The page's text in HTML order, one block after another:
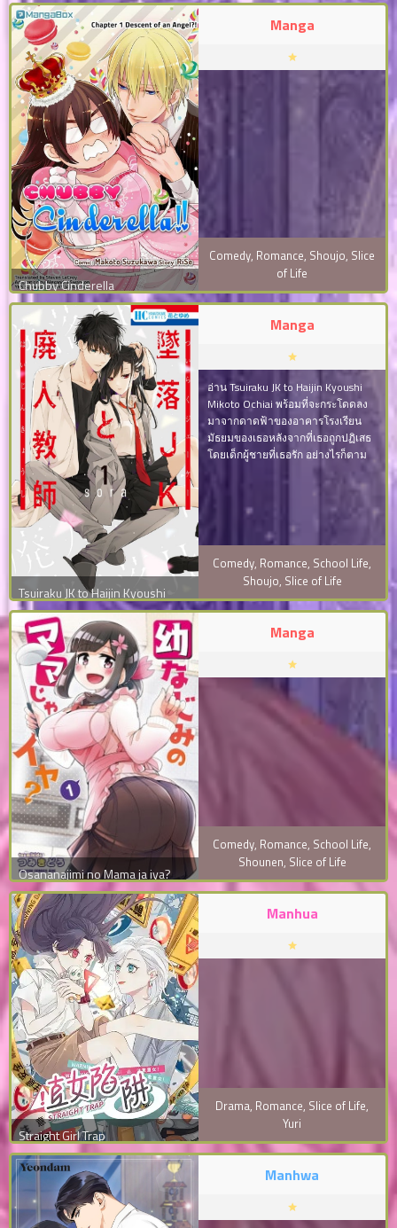
Chubby Cinderella
Manga
Comedy, Romance, Shoujo, Slice
of Life
Tsuiraku JK to Haijin Kyoushi
Manga
อ่าน Tsuiraku JK to Haijin Kyoushi
Mikoto Ochiai พร้อมที่จะกระโดดลง
มาจากดาดฟ้าของอาคารโรงเรียน
มัธยมของเธอหลังจากที่เธอถูกปฏิเสธ
โดยเด็กผู้ชายที่เธอรัก อย่างไรก็ตาม
จู่ๆ ครูประจำชั้น Jin Haiba ก็ปรากฏตัว
ขึ้นบนดาดฟ้าเพื่อสูบบุหรี่ พูดคุยกับ
เธอและช่วยเธอไม่ให้ล้มลง เขายังขอ
ให้เธอไปกับเขาแทนที่จะตาย
Comedy, Romance, School Life,
Shoujo, Slice of Life
Osananajimi no Mama ja iya?
Manga
Comedy, Romance, School Life,
Shounen, Slice of Life
Straight Girl Trap
Manhua
Drama, Romance, Slice of Life,
Yuri
Manhwa